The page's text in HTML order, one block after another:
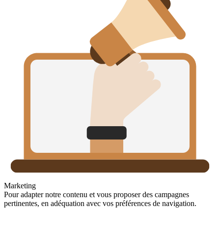
Marketing
Pour adapter notre contenu et vous proposer des campagnes
pertinentes, en adéquation avec vos préférences de navigation.